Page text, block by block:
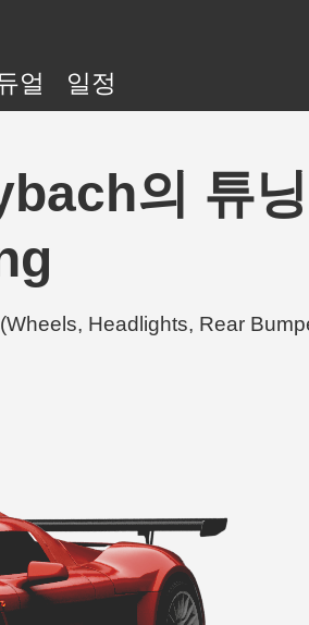
얼 일정
의 튜
Headlights, Rear